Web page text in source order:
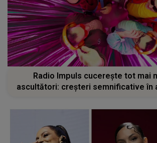
Radio Impuls cucerește tot mai
ascultători: creșteri semnificative în